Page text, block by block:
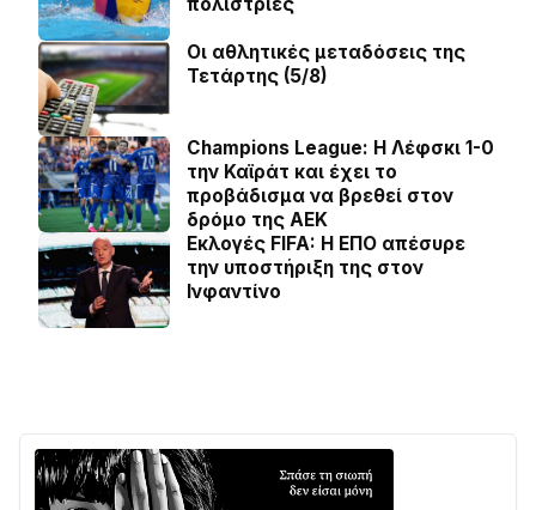
Οι αθλητικές μεταδόσεις της
Τετάρτης (5/8)
Champions League: Η Λέφσκι 1-0
την Καϊράτ και έχει το
προβάδισμα να βρεθεί στον
δρόμο της ΑΕΚ
Εκλογές FIFA: Η ΕΠΟ απέσυρε
την υποστήριξη της στον
Ινφαντίνο